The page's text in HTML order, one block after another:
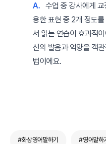
A.
수업 중 강사에게
용한 표현 중 2개 정도
서 읽는 연습이 효과적
신의 발음과 억양을 객
법이에요.
#화상영어말하기 #영어말하